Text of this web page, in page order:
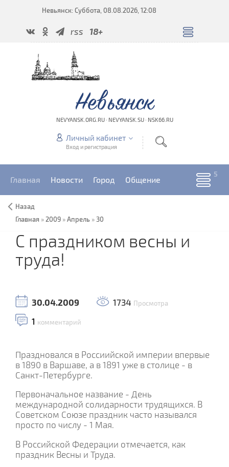
Невьянск: Суббота, 08.08.2026, 12:08
rss 18+
Невьянск
NEVYANSK.ORG.RU · NEVYANSK.SU · NSK66.RU
Личный кабинет
Вход и регистрация
Главная Новости Город Общение
Назад
Главная » 2009 »Апрель » 30
С праздником весны и
труда!
30.04.2009 1734 Просмотра
1 комментарий
Праздновался в Россиийской империи впервые
в 1890 в Варшаве, а в 1891 уже в столице - в
Санкт-Петербурге.
Первоначальное название - День
международной солидарности трудящихся. В
Советском Союзе праздник часто назывался
просто по числу - 1 Мая.
В Российской Федерации отмечается, как
праздник Весны и Труда.